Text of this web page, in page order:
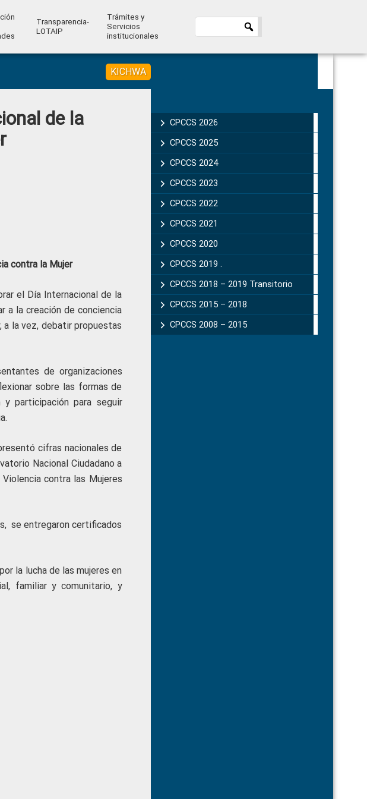
Transparencia-
LOTAIP
Trámites y
Servicios
institucionales
KICHWA
de la
contra la Mujer
el Día Internacional de la
a la creación de conciencia
a la vez, debatir propuestas
de organizaciones
sobre las formas de
participación para seguir
cifras nacionales de
Nacional Ciudadano a
contra las Mujeres
se entregaron certificados
la lucha de las mujeres en
familiar y comunitario, y
Sidebar
CPCCS 2026
CPCCS 2025
CPCCS 2024
CPCCS 2023
CPCCS 2022
CPCCS 2021
CPCCS 2020
CPCCS 2019 .
CPCCS 2018 – 2019 Transitorio
CPCCS 2015 – 2018
CPCCS 2008 – 2015